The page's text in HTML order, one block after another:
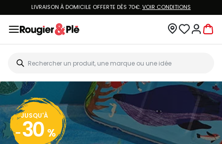
LIVRAISON À DOMICILE OFFERTE DÈS 70€.VOIR CONDITIONS
JUSQU'À
- 30 %